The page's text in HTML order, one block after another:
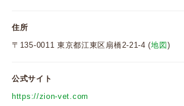
住所
〒135-0011 東京都江東区扇橋2-21-4 (地図 )
公式サイト
https://zion-vet.com